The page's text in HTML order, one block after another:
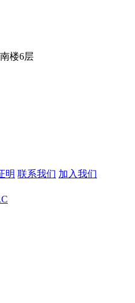
楼6层
明 联系我们 加入我们